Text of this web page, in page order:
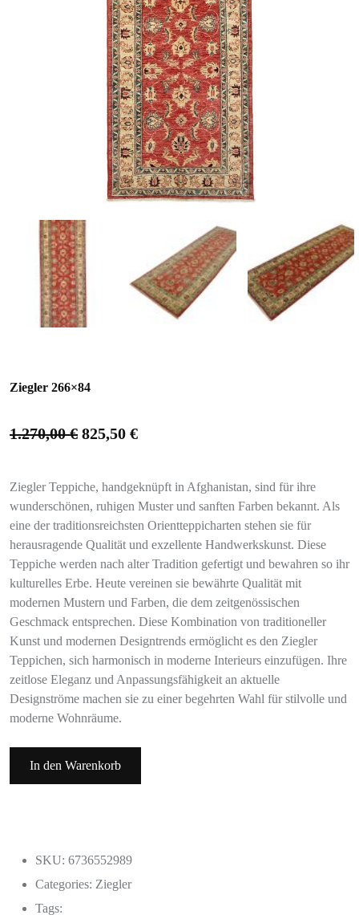
Ziegler 266×84
1.270,00€ 825,50 €
Ziegler Teppiche, handgeknüpft in Afghanistan, sind für ihre
wunderschönen, ruhigen Muster und sanften Farben bekannt. Als
eine der traditionsreichsten Orientteppicharten stehen sie für
herausragende Qualität und exzellente Handwerkskunst. Diese
Teppiche werden nach alter Tradition gefertigt und bewahren so ihr
kulturelles Erbe. Heute vereinen sie bewährte Qualität mit
modernen Mustern und Farben, die dem zeitgenössischen
Geschmack entsprechen. Diese Kombination von traditioneller
Kunst und modernen Designtrends ermöglicht es den Ziegler
Teppichen, sich harmonisch in moderne Interieurs einzufügen. Ihre
zeitlose Eleganz und Anpassungsfähigkeit an aktuelle
Designströme machen sie zu einer begehrten Wahl für stilvolle und
moderne Wohnräume.
In den Warenkorb
SKU: 6736552989
Categories: Ziegler
Tags: